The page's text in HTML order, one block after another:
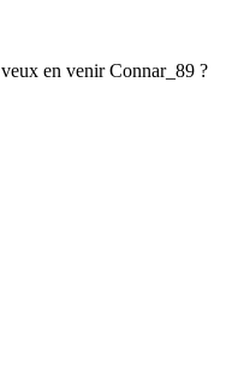
en venir Connar_89 ?